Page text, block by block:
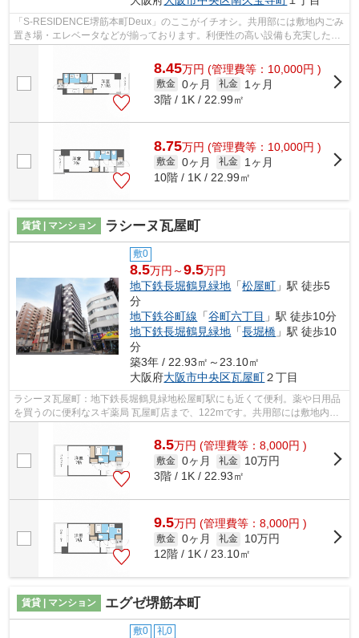
「S-RESIDENCE堺筋本町Deux」のここがイチオシ。共用部には敷地内ごみ
置き場・エレベータなどが揃っております。利便性の高い設備も充実した、
8.45万円 (管理費等：10,000円 )
敷金 0ヶ月 礼金
1ヶ月
3階 / 1K / 22.99㎡
8.75万円 (管理費等：10,000円 )
敷金 0ヶ月 礼金
1ヶ月
10階 / 1K / 22.99㎡
賃貸 | マンション ラシーヌ瓦屋町
敷0
8.5万円～9.5万円
地下鉄長堀鶴見緑地 「松屋町 」駅 徒歩5
分
地下鉄谷町線 「谷町六丁目 」駅 徒歩10分
地下鉄長堀鶴見緑地 「長堀橋 」駅 徒歩10
分
築3年 / 22.93㎡～23.10㎡
大阪府大阪市中央区瓦屋町２丁目
ラシーヌ瓦屋町：地下鉄長堀鶴見緑地松屋町駅にも近くて便利。薬や日用品
を買うのに便利なスギ薬局 瓦屋町店まで、122mです。共用部には敷地内ご
み置き場・エレベータなど様々な設備や...
8.5万円 (管理費等：8,000円 )
敷金 0ヶ月 礼金
10万円
3階 / 1K / 22.93㎡
9.5万円 (管理費等：8,000円 )
敷金 0ヶ月 礼金
10万円
12階 / 1K / 23.10㎡
賃貸 | マンション エグゼ堺筋本町
敷0 礼0